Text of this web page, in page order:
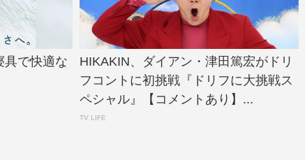
具で快適な
HIKAKIN、ダイアン・津田篤宏がドリ
フコントに初挑戦『ドリフに大挑戦ス
ペシャル』【コメントあり】...
TV LIFE